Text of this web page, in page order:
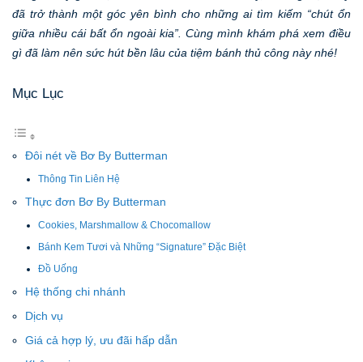
đã trở thành một góc yên bình cho những ai tìm kiếm “chút ổn
giữa nhiều cái bất ổn ngoài kia”. Cùng mình khám phá xem điều
gì đã làm nên sức hút bền lâu của tiệm bánh thủ công này nhé!
Mục Lục
Đôi nét về Bơ By Butterman
Thông Tin Liên Hệ
Thực đơn Bơ By Butterman
Cookies, Marshmallow & Chocomallow
Bánh Kem Tươi và Những “Signature” Đặc Biệt
Đồ Uống
Hệ thống chi nhánh
Dịch vụ
Giá cả hợp lý, ưu đãi hấp dẫn